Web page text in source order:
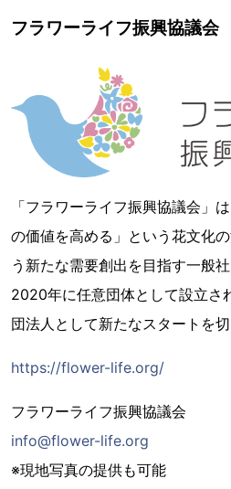
フラワーライフ振興協議会
「フラワーライフ振興協議会」
の価値を高める」という花文化
う新たな需要創出を目指す一般社
2020年に任意団体として設立さ
団法人として新たなスタートを切
https://flower-life.org/
フラワーライフ振興協議会
info@flower-life.org
※現地写真の提供も可能